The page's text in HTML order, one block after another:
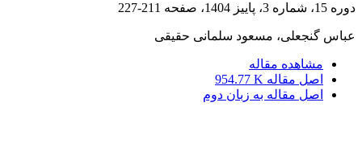
دوره 15، شماره 3، پاییز 1404، صفحه 211-227
عباس گنجعلی، مسعود سلمانی حقیقی
مشاهده مقاله
اصل مقاله 954.77 K
اصل مقاله به زبان دوم